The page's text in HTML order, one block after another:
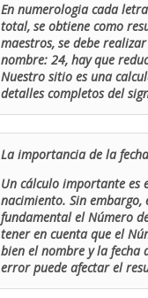
En numerologia cada
total, se obtiene como
maestros, se debe
nombre: 24, hay que
Nuestro sitio es una
detalles completos del
La importancia de la
Un cálculo importante es
nacimiento. Sin embargo,
fundamental el Número
tener en cuenta que el
bien el nombre y la fecha
error puede afectar el